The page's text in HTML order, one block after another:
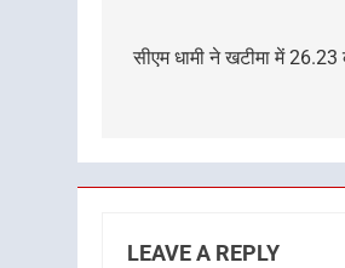
navigation
सीएम धामी ने खटीमा में 26.23
LEAVE A REPLY